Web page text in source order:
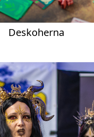
Deskoherna